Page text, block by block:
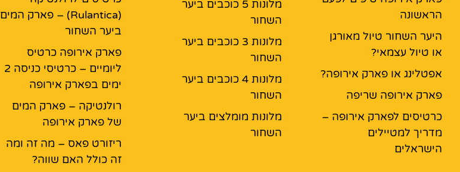
הראשונה
היער השחור טיול מאורגן
או טיול עצמאי?
אפטלינג או פארק אירופה?
פארק אירופה שריפה
כרטיסים לפארק אירופה –
מדריך למטיילים
הישראלים
מלונות 5 כוכבים ביער
השחור
מלונות 3 כוכבים ביער
השחור
מלונות 4 כוכבים ביער
השחור
מלונות מומלצים ביער
השחור
(Rulantica) – פארק המים
ביער השחור
פארק אירופה כרטיס
ליומיים – כרטיסי כניסה 2
ימים בפארק אירופה
רולנטיקה – פארק המים
של פארק אירופה
ריזורט פאס – מה זה ומה
זה כולל האם שווה?